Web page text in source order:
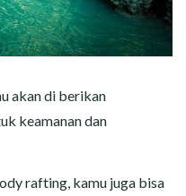
akan di berikan
keamanan dan
rafting, kamu juga bisa